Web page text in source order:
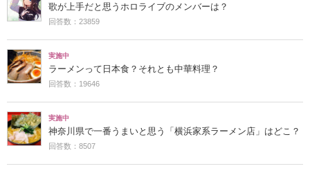
歌が上手だと思うホロライブのメンバーは？
回答数：23859
実施中
ラーメンって日本食？それとも中華料理？
回答数：19646
実施中
神奈川県で一番うまいと思う「横浜家系ラーメン店」はどこ？
回答数：8507